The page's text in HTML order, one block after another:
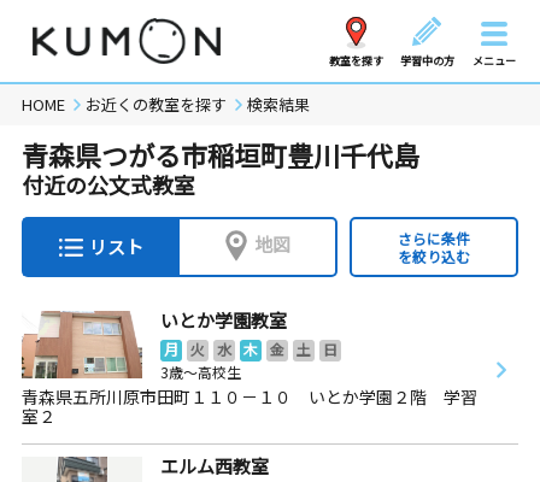
教室を探す 学習中の方 メニュー
HOME お近くの教室を探す 検索結果
青森県つがる市稲垣町豊川千代島
付近の公文式教室
リスト 地図
さらに条件
を絞り込む
いとか学園教室
月 火 水 木 金 土
日
3歳～高校生
青森県五所川原市田町１１０－１０ いとか学園２階 学習
室２
エルム西教室